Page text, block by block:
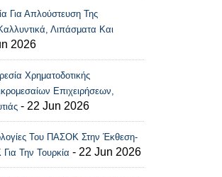
Recent Posts Widget
Για Απλούστευση Της
Λιπάσματα Και
2026
Χρηματοδοτικής
Επιχειρήσεων,
- 22 Jun 2026
Του ΠΑΣΟΚ Στην Έκθεση-
Την Τουρκία - 22 Jun 2026